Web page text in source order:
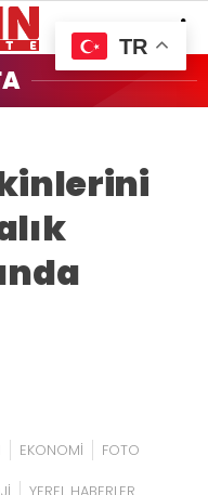
EKONOMİ
FOTO
TR